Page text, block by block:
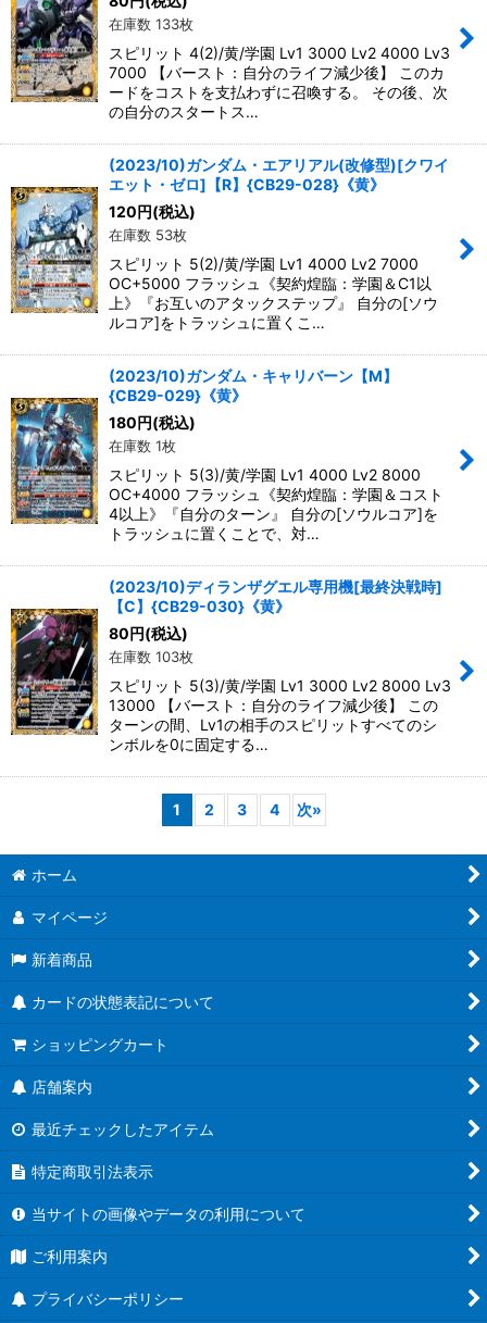
在庫数 133枚
スピリット 4(2)/黄/学園 Lv1 3000 Lv2 4000 Lv3
7000 【バースト：自分のライフ減少後】 このカ
ードをコストを支払わずに召喚する。 その後、次
の自分のスタートス…
(2023/10)ガンダム・エアリアル(改修型)[クワイ
エット・ゼロ]【R】{CB29-028}《黄》
120円(税込)
在庫数 53枚
スピリット 5(2)/黄/学園 Lv1 4000 Lv2 7000
OC+5000 フラッシュ《契約煌臨：学園＆C1以
上》『お互いのアタックステップ』 自分の[ソウ
ルコア]をトラッシュに置くこ…
(2023/10)ガンダム・キャリバーン【M】
{CB29-029}《黄》
180円(税込)
在庫数 1枚
スピリット 5(3)/黄/学園 Lv1 4000 Lv2 8000
OC+4000 フラッシュ《契約煌臨：学園＆コスト
4以上》『自分のターン』 自分の[ソウルコア]を
トラッシュに置くことで、対…
(2023/10)ディランザグエル専用機[最終決戦時]
【C】{CB29-030}《黄》
80円(税込)
在庫数 103枚
スピリット 5(3)/黄/学園 Lv1 3000 Lv2 8000 Lv3
13000 【バースト：自分のライフ減少後】 この
ターンの間、Lv1の相手のスピリットすべてのシ
ンボルを0に固定する…
1 2 3 4 次»
ホーム
マイページ
新着商品
カードの状態表記について
ショッピングカート
店舗案内
最近チェックしたアイテム
特定商取引法表示
当サイトの画像やデータの利用について
ご利用案内
プライバシーポリシー